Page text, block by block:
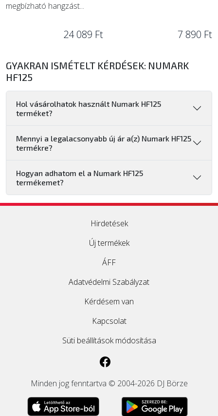
megbízható hangzást...
24 089 Ft 7 890 Ft
GYAKRAN ISMÉTELT KÉRDÉSEK: NUMARK
HF125
Hol vásárolhatok használt Numark HF125
terméket?
Mennyi a legalacsonyabb új ár a(z) Numark HF125
termékre?
Hogyan adhatom el a Numark HF125
termékemet?
Hirdetések
Új termékek
ÁFF
Adatvédelmi Szabályzat
Kérdésem van
Kapcsolat
Süti beállítások módosítása
Minden jog fenntartva © 2004-2026 DJ Börze